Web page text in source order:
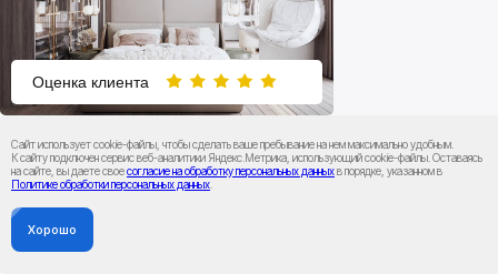
Сайт использует cookie-файлы, чтобы сделать ваше пребывание на нем максимально удобным.
К cайту подключен сервис веб-аналитики Яндекс.Метрика, использующий cookie-файлы. Оставаясь
на сайте, вы даете своесогласие на обработку персональных данныхв порядке, указанном в
Политике обработки персональных данных
Хорошо
Оценка клиента
С вами оказалось, что ремонт
это совсем не страшно.
компанию с помощью принять
Елена